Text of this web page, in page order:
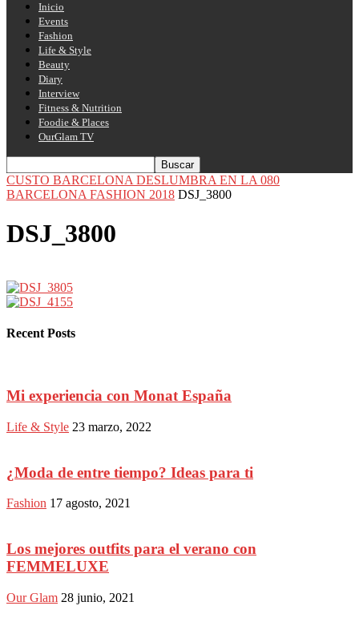
Inicio
Events
Fashion
Life & Style
Beauty
Diary
Interview
Fitness & Nutrition
Foodie & Places
OurGlam TV
CUSTO BARCELONA DESLUMBRA EN LA 080
BARCELONA FASHION 2018 DSJ_3800
DSJ_3800
Recent Posts
Mi experiencia con Monat España
Life & Style 23 marzo, 2022
¿Moda de entre tiempo? Ideas para ti
Fashion 17 agosto, 2021
Los mejores outfits para el verano con
FEMMELUXE
Our Glam 28 junio, 2021